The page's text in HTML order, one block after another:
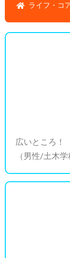
ライフ・コ
広いところ！
（男性/土木学